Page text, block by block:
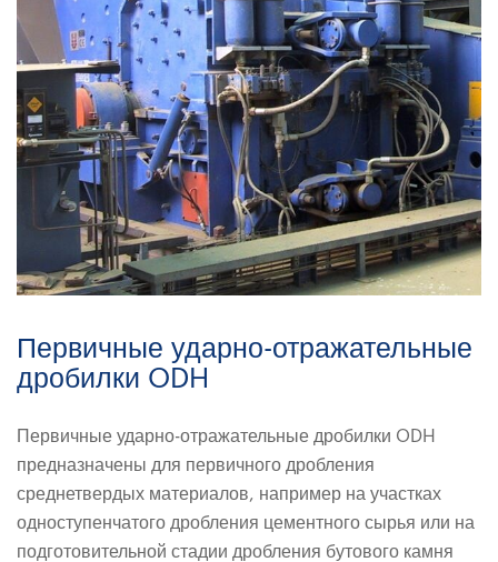
Первичные ударно-отражательные
дробилки ODH
Первичные ударно-отражательные дробилки ODH
предназначены для первичного дробления
среднетвердых материалов, например на участках
одноступенчатого дробления цементного сырья или на
подготовительной стадии дробления бутового камня